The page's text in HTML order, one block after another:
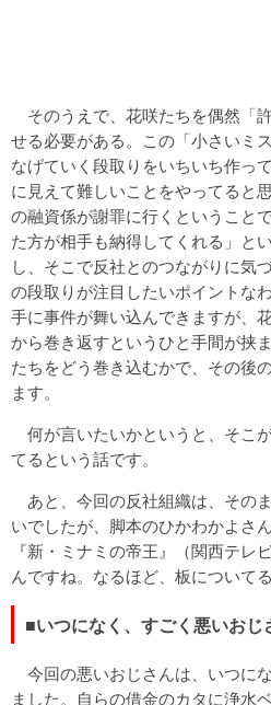
そのうえで、花咲たちを偶然「
せる必要がある。この「小さいミ
なげていく段取りをいちいち作っ
に見えて難しいことをやってると
の融資係が謝罪に行くということ
た方が相手も納得してくれる」と
し、そこで反社とのつながりに気
の段取りが注目したいポイントな
手に事件が舞い込んできますが、
から巻き返すというひと手間が挟
たちをどう巻き込むかで、その後
ます。
何が言いたいかというと、そこ
てるという話です。
あと、今回の反社組織は、その
いでしたが、脚本のひかわかよさ
『新・ミナミの帝王』（関西テレ
んですね。なるほど、板についてる
■いつになく、すごく悪いおじ
今回の悪いおじさんは、いつに
ました。自らの借金のカタに浄水